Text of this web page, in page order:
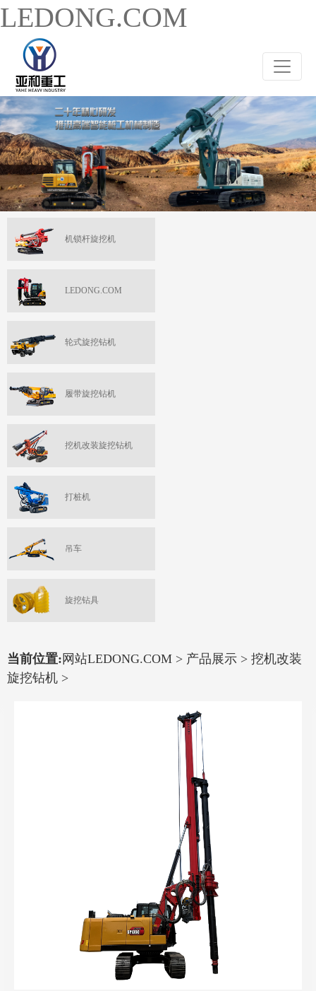
LEDONG.COM
机锁杆旋挖机
LEDONG.COM
轮式旋挖钻机
履带旋挖钻机
挖机改装旋挖钻机
打桩机
吊车
旋挖钻具
当前位置: 网站LEDONG.COM > 产品展示 > 挖机改装
旋挖钻机 >